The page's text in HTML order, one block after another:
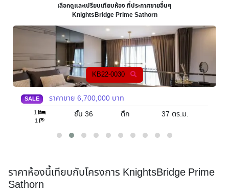
เลือกดูและเปรียบเทียบห้อง ที่ประกาศขายอื่นๆ
KnightsBridge Prime Sathorn
KB22-0211
SALE ราคาขาย6,150,000 บาท
2
1
ชั้น 31 ตึก 45 ตร.ม.
ราคาห้องนี้เทียบกับโครงการ KnightsBridge Prime
Sathorn